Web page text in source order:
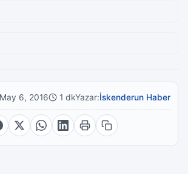
May 6, 2016 1 dkYazar:İskenderun Haber